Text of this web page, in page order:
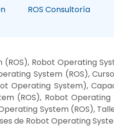
ROS Consultoría
Robot Operating
System (ROS),
Operating System),
(ROS), Robot Operating
System (ROS),
de Robot Operating